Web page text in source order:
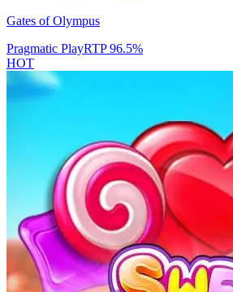
Gates of Olympus
Pragmatic PlayRTP96.5%
HOT